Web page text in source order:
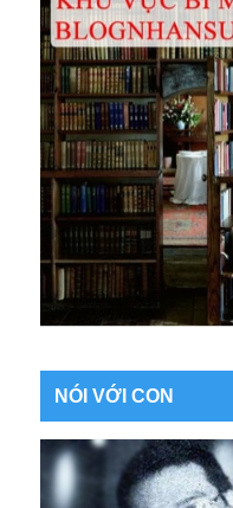
NÓI VỚI CON